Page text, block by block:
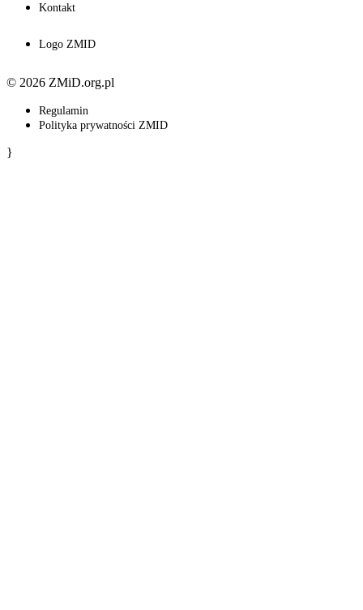
Kontakt
Logo ZMID
© 2026 ZMiD.org.pl
Regulamin
Polityka prywatności ZMID
}